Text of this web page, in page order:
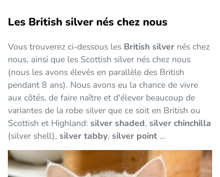
Les British silver nés chez nous
Vous trouverez ci-dessous les British silver nés chez
nous, ainsi que les Scottish silver nés chez nous
(nous les avons élevés en parallèle des British
pendant 8 ans). Nous avons eu la chance de vivre
aux côtés, de faire naître et d'élever beaucoup de
variantes de la robe silver que ce soit en British ou
Scottish et Highland: silver shaded, silver chinchilla
(silver shell), silver tabby, silver point ...